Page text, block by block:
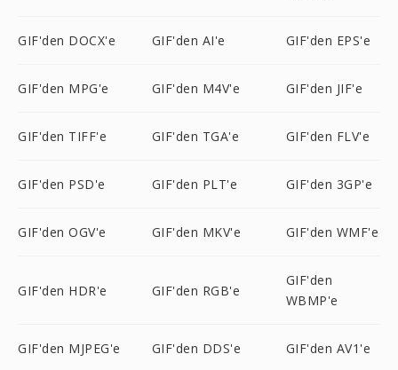
GIF'den DOCX'e GIF'den AI'e GIF'den EPS'e
GIF'den MPG'e GIF'den M4V'e GIF'den JIF'e
GIF'den TIFF'e GIF'den TGA'e GIF'den FLV'e
GIF'den PSD'e GIF'den PLT'e GIF'den 3GP'e
GIF'den OGV'e GIF'den MKV'e GIF'den WMF'e
GIF'den HDR'e GIF'den RGB'e
GIF'den
WBMP'e
GIF'den MJPEG'e GIF'den DDS'e GIF'den AV1'e